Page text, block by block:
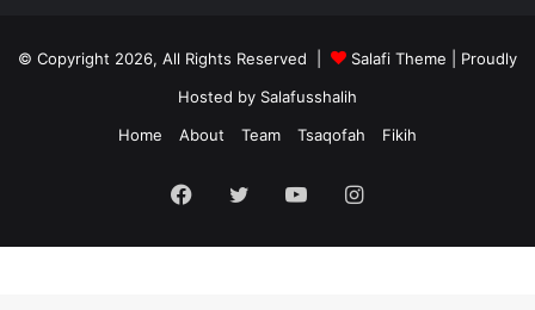
© Copyright 2026, All Rights Reserved | Salafi Theme | Proudly
Hosted by Salafusshalih
Home
About Team Tsaqofah Fikih
Facebook
Twitter YouTubeInstagram